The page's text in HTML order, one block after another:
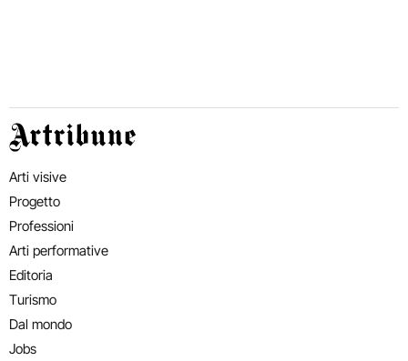
Artribune
Arti visive
Progetto
Professioni
Arti performative
Editoria
Turismo
Dal mondo
Jobs